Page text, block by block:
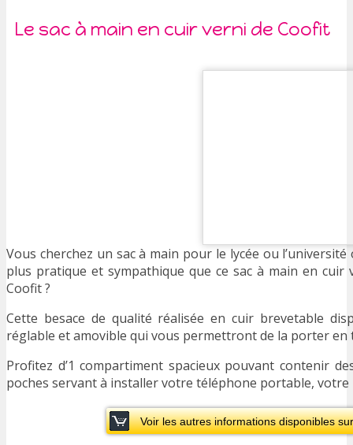
Le sac à main en cuir verni de Coofit
Vous cherchez un sac à main pour le lycée ou
plus pratique et sympathique que ce sac à main en
Coofit ?
Cette besace de qualité réalisée en cuir brevetable
réglable et amovible qui vous permettront de la porter en
Profitez d’1 compartiment spacieux pouvant contenir
poches servant à installer votre téléphone portable,
Voir les autres informations disponibles